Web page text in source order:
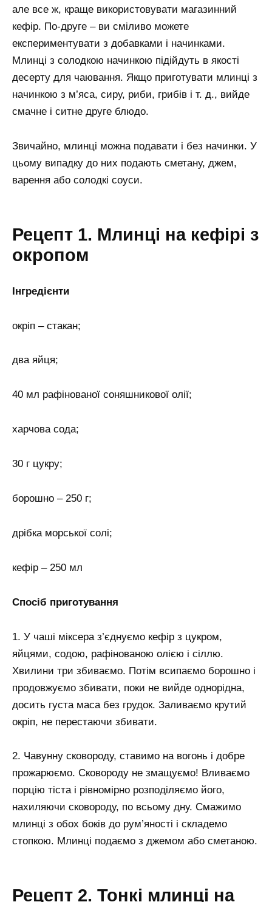
але все ж, краще використовувати магазинний
кефір. По-друге – ви сміливо можете
експериментувати з добавками і начинками.
Млинці з солодкою начинкою підійдуть в якості
десерту для чаювання. Якщо приготувати млинці з
начинкою з м’яса, сиру, риби, грибів і т. д., вийде
смачне і ситне друге блюдо.
Звичайно, млинці можна подавати і без начинки. У
цьому випадку до них подають сметану, джем,
варення або солодкі соуси.
Рецепт 1. Млинці на кефірі з
окропом
Інгредієнти
окріп – стакан;
два яйця;
40 мл рафінованої соняшникової олії;
харчова сода;
30 г цукру;
борошно – 250 г;
дрібка морської солі;
кефір – 250 мл
Спосіб приготування
1. У чаші міксера з’єднуємо кефір з цукром,
яйцями, содою, рафінованою олією і сіллю.
Хвилини три збиваємо. Потім всипаємо борошно і
продовжуємо збивати, поки не вийде однорідна,
досить густа маса без грудок. Заливаємо крутий
окріп, не перестаючи збивати.
2. Чавунну сковороду, ставимо на вогонь і добре
прожарюємо. Сковороду не змащуємо! Вливаємо
порцію тіста і рівномірно розподіляємо його,
нахиляючи сковороду, по всьому дну. Смажимо
млинці з обох боків до рум’яності і складемо
стопкою. Млинці подаємо з джемом або сметаною.
Рецепт 2. Тонкі млинці на